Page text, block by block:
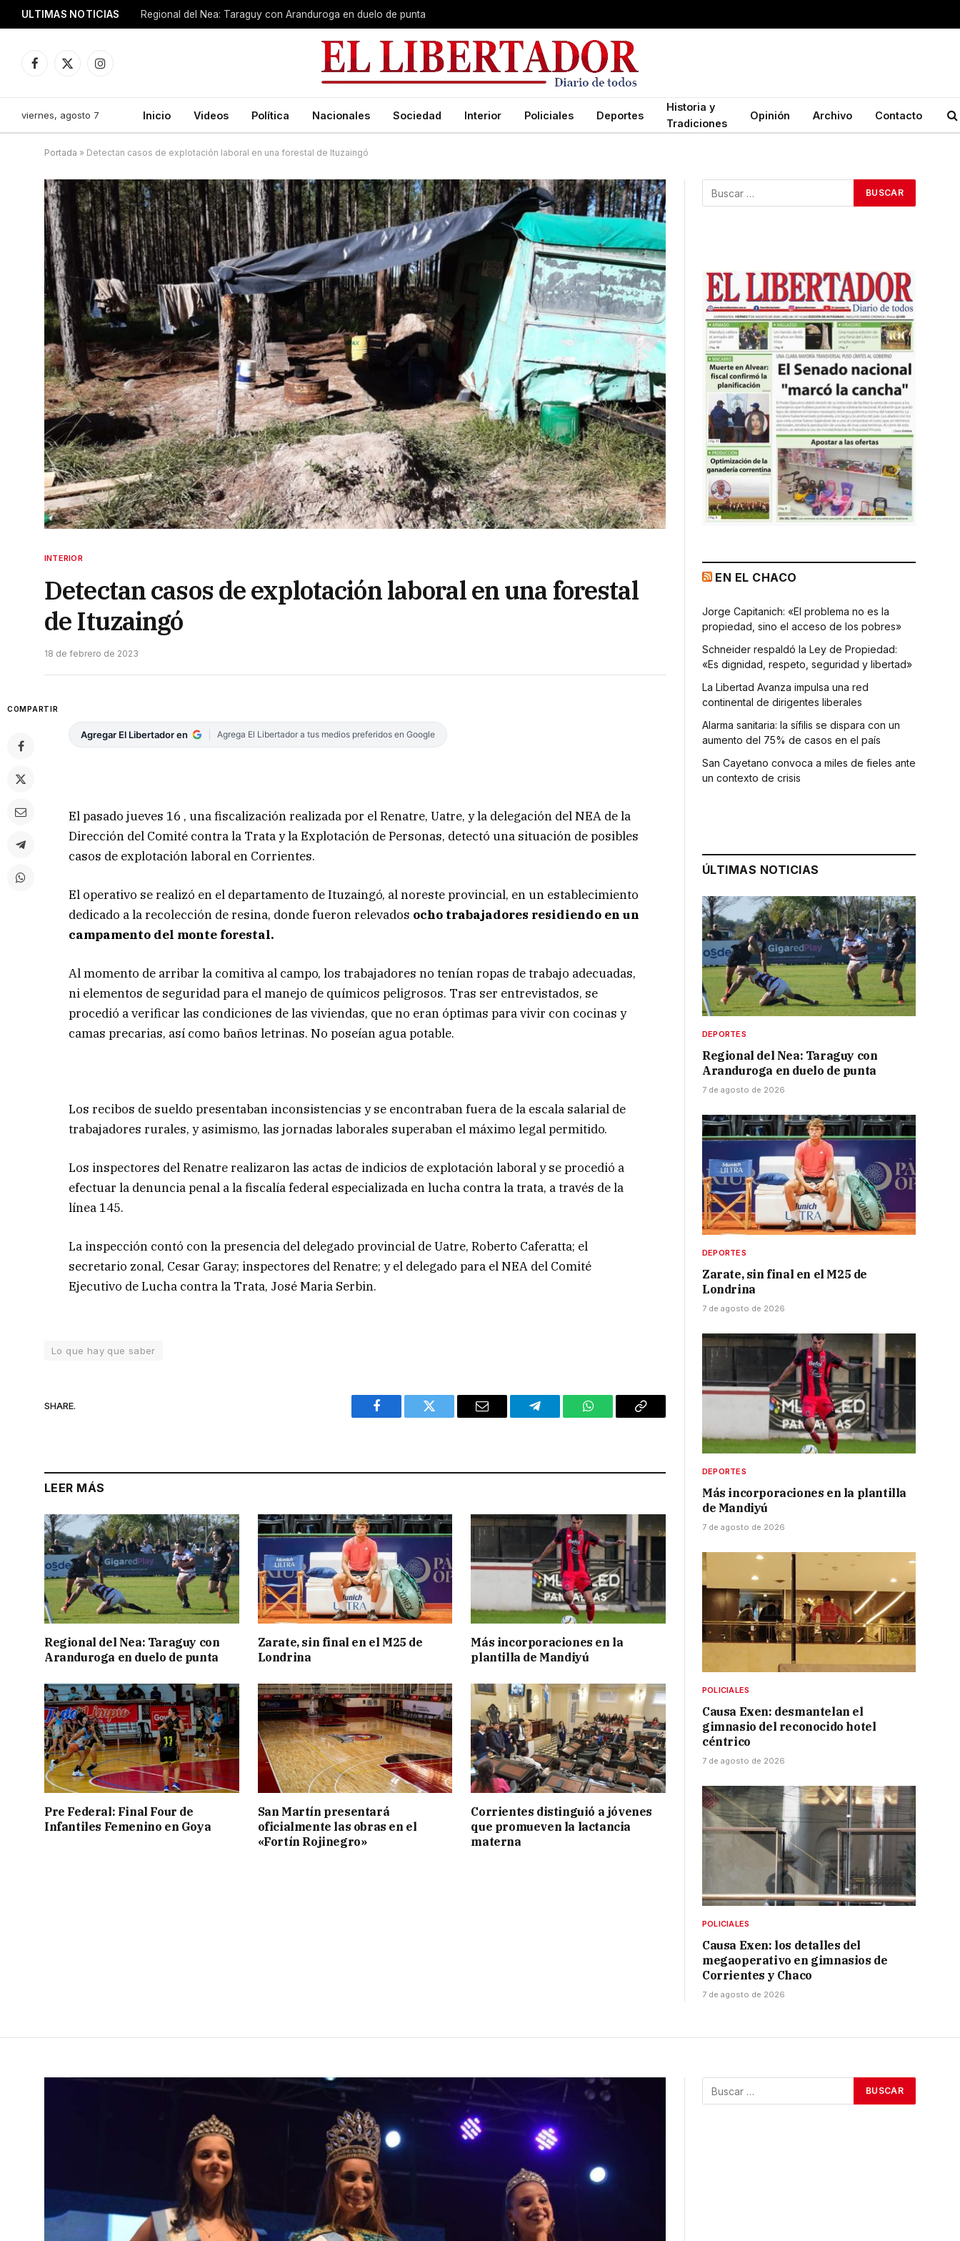
ULTIMAS NOTICIAS Regional del Nea: Taraguy con Aranduroga en duelo de punta
Facebook
X
Instagram
viernes, agosto 7 Inicio Videos Política Nacionales Sociedad Interior Policiales Deportes
Historia y
Tradiciones
Opinión Archivo Contacto
Portada » Detectan casos de explotación laboral en una forestal de Ituzaingó
INTERIOR
Detectan casos de explotación laboral en una forestal
de Ituzaingó
18 de febrero de 2023
COMPARTIR
Agregar El Libertador en Agrega El Libertador a tus medios preferidos en Google
El pasado jueves 16 , una fiscalización realizada por el Renatre, Uatre, y la delegación del NEA de la
Dirección del Comité contra la Trata y la Explotación de Personas, detectó una situación de posibles
casos de explotación laboral en Corrientes.
El operativo se realizó en el departamento de Ituzaingó, al noreste provincial, en un establecimiento
dedicado a la recolección de resina, donde fueron relevados ocho trabajadores residiendo en un
campamento del monte forestal.
Al momento de arribar la comitiva al campo, los trabajadores no tenían ropas de trabajo adecuadas,
ni elementos de seguridad para el manejo de químicos peligrosos. Tras ser entrevistados, se
procedió a verificar las condiciones de las viviendas, que no eran óptimas para vivir con cocinas y
camas precarias, así como baños letrinas. No poseían agua potable.
Los recibos de sueldo presentaban inconsistencias y se encontraban fuera de la escala salarial de
trabajadores rurales, y asimismo, las jornadas laborales superaban el máximo legal permitido.
Los inspectores del Renatre realizaron las actas de indicios de explotación laboral y se procedió a
efectuar la denuncia penal a la fiscalía federal especializada en lucha contra la trata, a través de la
línea 145.
La inspección contó con la presencia del delegado provincial de Uatre, Roberto Caferatta; el
secretario zonal, Cesar Garay; inspectores del Renatre; y el delegado para el NEA del Comité
Ejecutivo de Lucha contra la Trata, José Maria Serbin.
Lo que hay que saber
SHARE.
Facebook Twitter Email Telegram WhatsAppCopy
LEER MÁS
Regional del Nea: Taraguy con
Aranduroga en duelo de punta
Zarate, sin final en el M25 de
Londrina
Más incorporaciones en la
plantilla de Mandiyú
Pre Federal: Final Four de
Infantiles Femenino en Goya
San Martín presentará
oficialmente las obras en el
«Fortín Rojinegro»
Corrientes distinguió a jóvenes
que promueven la lactancia
materna
EN EL CHACO
Jorge Capitanich: «El problema no es la
propiedad, sino el acceso de los pobres»
Schneider respaldó la Ley de Propiedad:
«Es dignidad, respeto, seguridad y libertad»
La Libertad Avanza impulsa una red
continental de dirigentes liberales
Alarma sanitaria: la sífilis se dispara con un
aumento del 75% de casos en el país
San Cayetano convoca a miles de fieles ante
un contexto de crisis
ÚLTIMAS NOTICIAS
DEPORTES
Regional del Nea: Taraguy con
Aranduroga en duelo de punta
7 de agosto de 2026
DEPORTES
Zarate, sin final en el M25 de
Londrina
7 de agosto de 2026
DEPORTES
Más incorporaciones en la plantilla
de Mandiyú
7 de agosto de 2026
POLICIALES
Causa Exen: desmantelan el
gimnasio del reconocido hotel
céntrico
7 de agosto de 2026
POLICIALES
Causa Exen: los detalles del
megaoperativo en gimnasios de
Corrientes y Chaco
7 de agosto de 2026